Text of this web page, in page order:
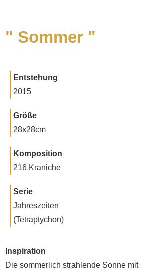
" Sommer "
Entstehung
2015
Größe
28x28cm
Komposition
216 Kraniche
Serie
Jahreszeiten
(Tetraptychon)
Inspiration
Die sommerlich strahlende Sonne